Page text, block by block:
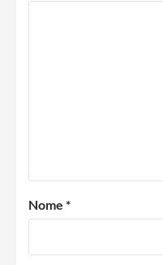
Nome *